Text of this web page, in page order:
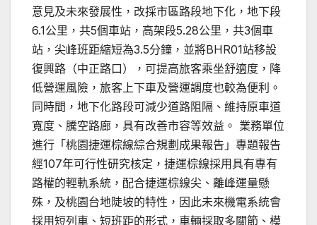
意見及未來發展性，改採市區路段地下化，地下段
6.1公里，共5個車站，高架段5.28公里，共3個車
站，尖峰班距縮短為3.5分鐘，並將BHR01站移設
復興路（中正路口），可提高旅客乘坐舒適度，降
低營運風險，旅客上下車及營運調度也較為便利。
同時間，地下化路段可減少道路阻隔、維持原車道
寬度、騰空路廊，具有改善市容等效益。 業務單位
進行「桃園捷運棕線綜合規劃成果報告」專題報告
經107年可行性研究核定，捷運棕線採用具有專有
路權的輕軌系統，配合捷運棕線尖、離峰運量懸
殊，及桃園台地陡坡的特性，因此未來機電系統會
採用短列車、短班距的形式，車輛採取多關節、模